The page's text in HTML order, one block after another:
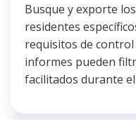
Busque y exporte
residentes
requisitos de
informes pueden
facilitados durante